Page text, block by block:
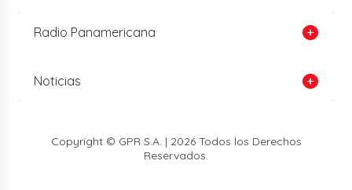
Radio Panamericana
Noticias
Copyright © GPR S.A. | 2026 Todos los Derechos
Reservados.